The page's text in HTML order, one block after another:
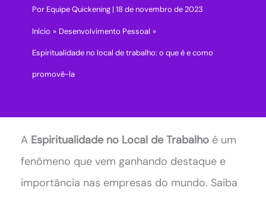
Por Equipe Quickening | 18 de novembro de 2023
Início Desenvolvimento Pessoal
Espiritualidade no local de trabalho: o que é e como
promovê-la
A Espiritualidade no Local de Trabalho é um
fenômeno que vem ganhando destaque e
importância nas empresas do mundo. Saiba